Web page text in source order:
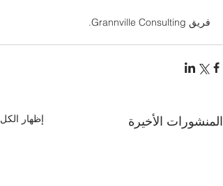
فريق Grannville Consulting.
المنشورات الأخيرة إظهار الكل